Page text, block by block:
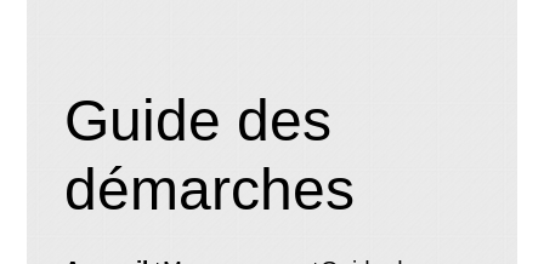
Guide des
démarches